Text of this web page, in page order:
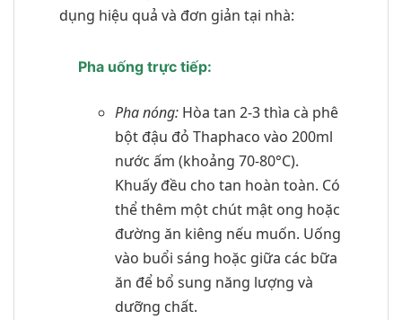
dụng hiệu quả và đơn giản tại nhà:
Pha uống trực tiếp:
Pha nóng:Hòa tan 2-3 thìa cà phê
bột đậu đỏ Thaphaco vào 200ml
nước ấm (khoảng 70-80°C).
Khuấy đều cho tan hoàn toàn. Có
thể thêm một chút mật ong hoặc
đường ăn kiêng nếu muốn. Uống
vào buổi sáng hoặc giữa các bữa
ăn để bổ sung năng lượng và
dưỡng chất.